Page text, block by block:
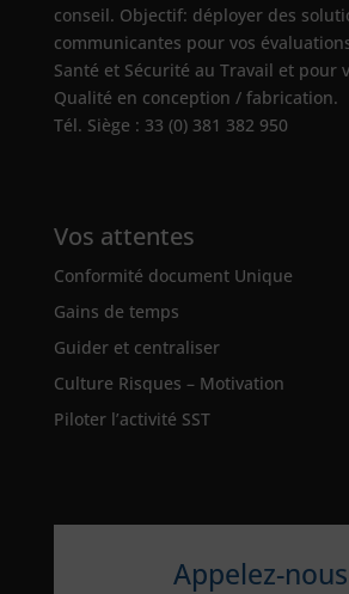
conseil. Objectif: déployer des
communicantes pour vos
Santé et Sécurité au Travail et pour
Qualité en conception / fabrication.
Tél. Siège : 33 (0) 381 382 950
Vos attentes
Conformité document Unique
Gains de temps
Guider et centraliser
Culture Risques – Motivation
Piloter l’activité SST
Appelez-